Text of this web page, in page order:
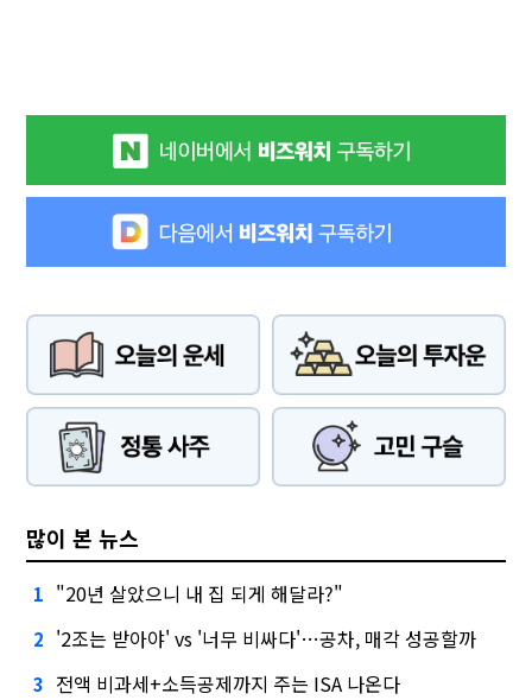
많이 본 뉴스
1 "20년 살았으니 내 집 되게 해달라?"
2 '2조는 받아야' vs '너무 비싸다'…공차, 매각 성공할까
3 전액 비과세+소득공제까지 주는 ISA 나온다